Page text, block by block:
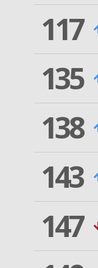
117
135
138
143
147